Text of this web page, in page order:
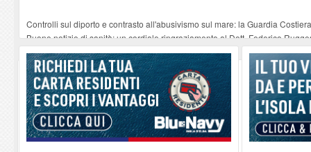
Controlli sul diporto e contrasto all'abusivismo sul mare: la Guardia
Buone notizie di sanità: un cordiale ringraziamento al Dott. Federico
Altiero Spinelli e Ursula Hirschmann all'Elba: riaffiora una testimonianza
Capoliveri, potenziata la pulizia dei bordi stradali -07-08-2026
Marina di Campo tra i porti interessati dal nuovo piano dell'Autorità